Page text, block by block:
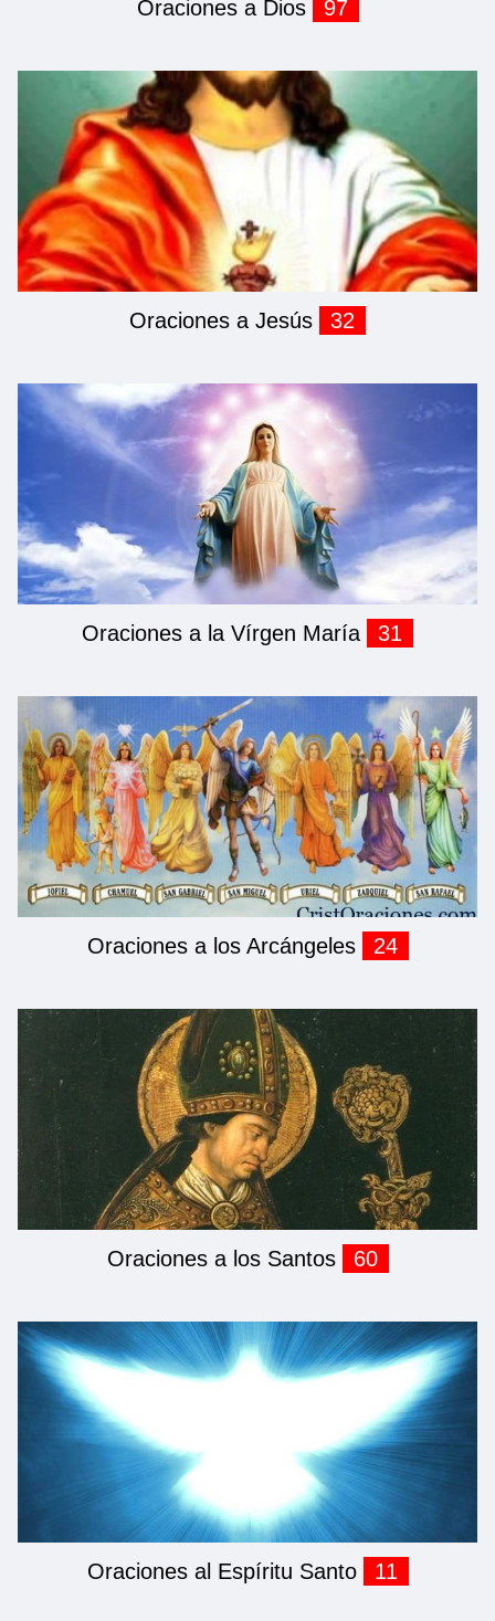
Oraciones a Dios 97
Oraciones a Jesús 32
Oraciones a la Vírgen María 31
Oraciones a los Arcángeles 24
Oraciones a los Santos 60
Oraciones al Espíritu Santo 11